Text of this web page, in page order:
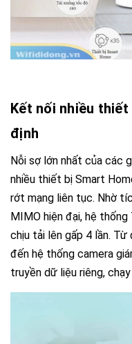
Kết nối nhiều thiết
định
Nỗi sợ lớn nhất của các
nhiều thiết bị Smart
rớt mạng liên tục. Nhờ
MIMO hiện đại, hệ
chịu tải lên gấp 4 lần.
đến hệ thống camera
truyền dữ liệu riêng,